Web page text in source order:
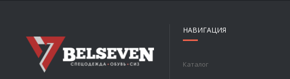
НАВИГАЦИЯ
Каталог